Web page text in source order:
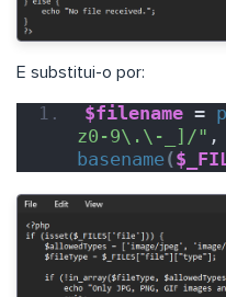
E substitui-o por:
$filename =
z0-9\.\-_]/" ,
basename(